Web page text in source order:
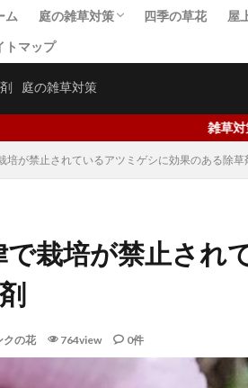
ム 庭の雑草対策
庭の芝生の雑草対策
芝生の雑草
除草剤
防草シート
固まる土・砂利
タイル・レンガ
草刈り道具
グランドカバー
四季の草花 屋
トマップ
庭の雑草対策
雑草対策について無料で
培が禁止されているアツミゲシに効果のある除草
栽培が禁止され
クの花 764view 0件